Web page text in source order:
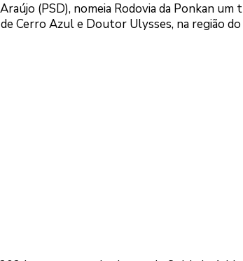
(PSD), nomeia Rodovia da Ponkan um
Cerro Azul e Doutor Ulysses, na região